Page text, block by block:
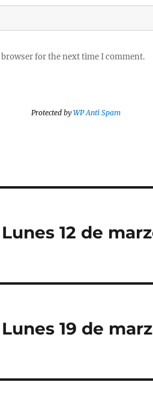
for the next time I comment.
Protected byWP Anti Spam
12 de
19 de